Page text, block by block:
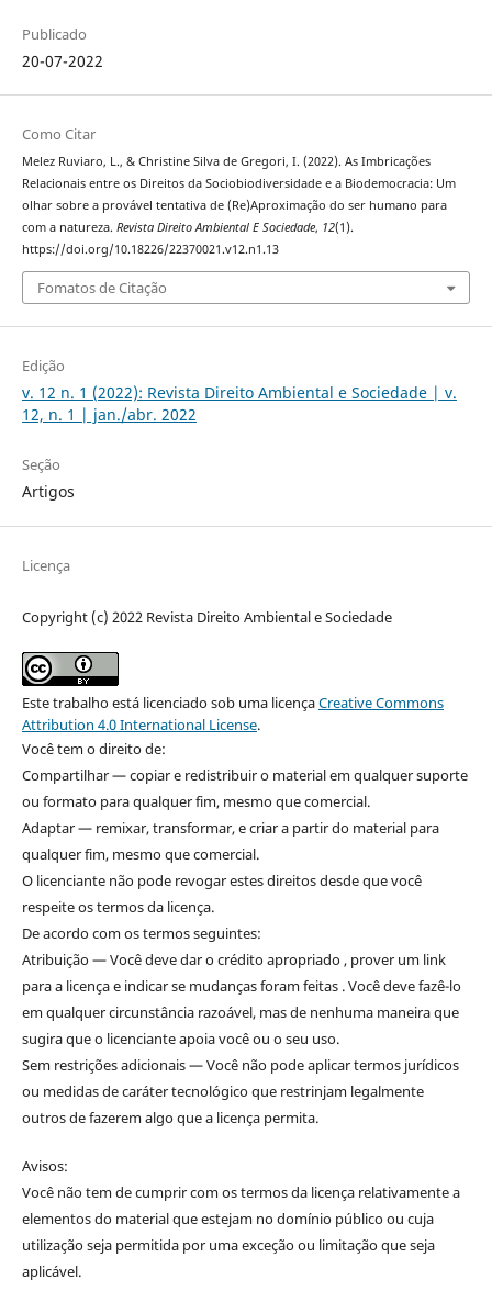
Publicado
20-07-2022
Como Citar
Melez Ruviaro, L., & Christine Silva de Gregori, I. (2022). As Imbricações
Relacionais entre os Direitos da Sociobiodiversidade e a Biodemocracia: Um
olhar sobre a provável tentativa de (Re)Aproximação do ser humano para
com a natureza. Revista Direito Ambiental E Sociedade, 12(1).
https://doi.org/10.18226/22370021.v12.n1.13
Fomatos de Citação
Edição
v. 12 n. 1 (2022): Revista Direito Ambiental e Sociedade | v.
12, n. 1 | jan./abr. 2022
Seção
Artigos
Licença
Copyright (c) 2022 Revista Direito Ambiental e Sociedade
Este trabalho está licenciado sob uma licençaCreative Commons
Attribution 4.0 International License.
Você tem o direito de:
Compartilhar — copiar e redistribuir o material em qualquer suporte
ou formato para qualquer fim, mesmo que comercial.
Adaptar — remixar, transformar, e criar a partir do material para
qualquer fim, mesmo que comercial.
O licenciante não pode revogar estes direitos desde que você
respeite os termos da licença.
De acordo com os termos seguintes:
Atribuição — Você deve dar o crédito apropriado , prover um link
para a licença e indicar se mudanças foram feitas . Você deve fazê-lo
em qualquer circunstância razoável, mas de nenhuma maneira que
sugira que o licenciante apoia você ou o seu uso.
Sem restrições adicionais — Você não pode aplicar termos jurídicos
ou medidas de caráter tecnológico que restrinjam legalmente
outros de fazerem algo que a licença permita.
Avisos:
Você não tem de cumprir com os termos da licença relativamente a
elementos do material que estejam no domínio público ou cuja
utilização seja permitida por uma exceção ou limitação que seja
aplicável.